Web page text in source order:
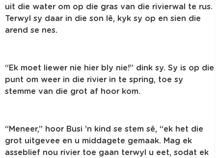
uit die water om op die gras van die rivierwal te rus.
Terwyl sy daar in die son lê, kyk sy op en sien die
arend se nes.
“Ek moet liewer nie hier bly nie!” dink sy. Sy is op die
punt om weer in die rivier in te spring, toe sy
stemme van die grot af hoor kom.
“Meneer,” hoor Busi ’n kind se stem sê, “ek het die
grot uitgevee en u middagete gemaak. Mag ek
asseblief nou rivier toe gaan terwyl u eet, sodat ek